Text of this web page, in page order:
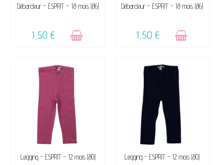
VENDU, VICTIME DE SON
Débardeur - ESPRIT - 18 mois (86)
1,50 €
VENDU, VICTIME DE SON
Débardeur - ESPRIT - 18 mois (86)
1,50 €
VENDU, VICTIME DE SON
Legging - ESPRIT - 12 mois (80)
VENDU, VICTIME DE SON
Legging - ESPRIT - 12 mois (80)